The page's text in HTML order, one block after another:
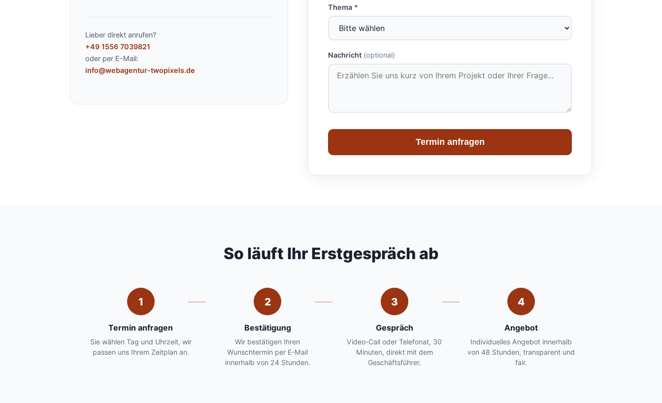
Lieber direkt anrufen?
+49 1556 7039821
oder per E-Mail:
info@webagentur-twopixels.de
Thema *
Nachricht (optional)
Termin anfragen
So läuft Ihr Erstgespräch ab
1
Termin anfragen
Sie wählen Tag und Uhrzeit, wir
passen uns Ihrem Zeitplan an.
2
Bestätigung
Wir bestätigen Ihren
Wunschtermin per E-Mail
innerhalb von 24 Stunden.
3
Gespräch
Video-Call oder Telefonat, 30
Minuten, direkt mit dem
Geschäftsführer.
4
Angebot
Individuelles Angebot innerhalb
von 48 Stunden, transparent und
fair.